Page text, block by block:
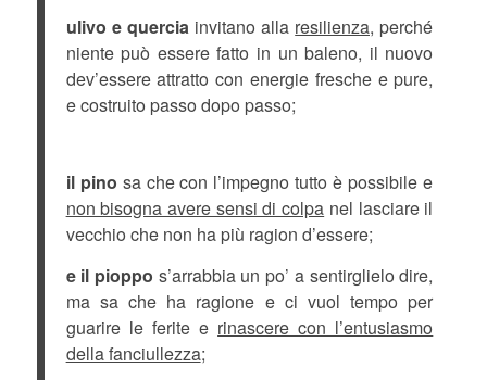
ulivo e querciainvitano alla resilienza, perché
niente può essere fatto in un baleno, il nuovo
dev’essere attratto con energie fresche e pure,
e costruito passo dopo passo;
il pino sa che con l’impegno tutto è possibile e
non bisogna avere sensi di colpa nel lasciare il
vecchio che non ha più ragion d’essere;
e il pioppo s’arrabbia un po’ a sentirglielo dire,
ma sa che ha ragione e ci vuol tempo per
guarire le ferite e rinascere con l’entusiasmo
della fanciullezza;